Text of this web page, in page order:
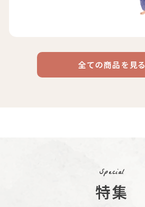
コーヒー
リキッド
コーヒー
ケニア
ブラジル
全ての商品を見る
Special
特集